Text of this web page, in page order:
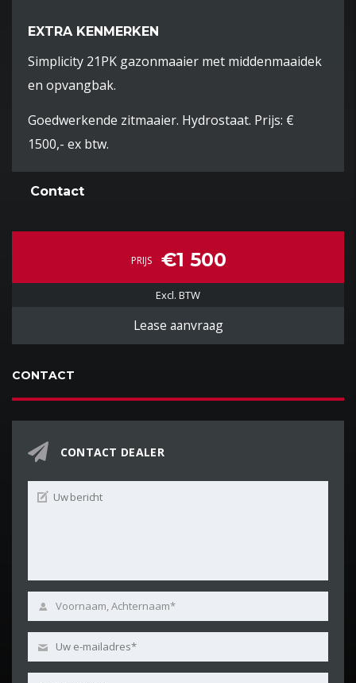
EXTRA KENMERKEN
Simplicity 21PK gazonmaaier met middenmaaidek
en opvangbak.
Goedwerkende zitmaaier. Hydrostaat. Prijs: €
1500,- ex btw.
Contact
PRIJS €1 500
Excl. BTW
Lease aanvraag
CONTACT
CONTACT DEALER